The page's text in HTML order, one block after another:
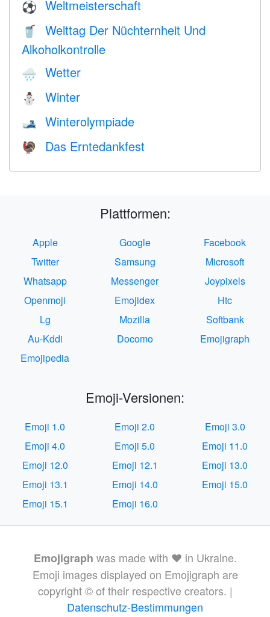
⚽ Weltmeisterschaft
🥤
Welttag Der Nüchternheit Und
Alkoholkontrolle
🌧 Wetter
⛄ Winter
🎿 Winterolympiade
🦃 Das Erntedankfest
Plattformen:
Apple Google
Facebook
Twitter
Samsung
Microsoft
Whatsapp
Messenger
Joypixels
Openmoji
Emojidex
Htc
Lg
Mozilla
Softbank
Au-Kddi
Docomo
Emojigraph
Emojipedia
Emoji-Versionen:
Emoji 1.0 Emoji 2.0
Emoji 3.0
Emoji 4.0
Emoji 5.0
Emoji 11.0
Emoji 12.0
Emoji 12.1
Emoji 13.0
Emoji 13.1
Emoji 14.0
Emoji 15.0
Emoji 15.1
Emoji 16.0
Emojigraph was made with ❤️ in Ukraine.
Emoji images displayed on Emojigraph are
copyright © of their respective creators. |
Datenschutz-Bestimmungen